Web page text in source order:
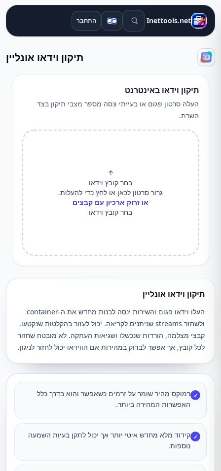
Inettools.net חיפוש כלים
🇮🇱 התחבר
תיקון וידאו אונליין
תיקון וידאו באינטרנט
העלה סרטון פגום או בעייתי ונסה מספר מצבי תיקון בצד
השרת.
↑
בחר קובץ וידאו
גרור סרטון לכאן או לחץ כדי להעלות.
או זרוק ארכיון עם קבצים
בחר קובץ וידאו
תיקון וידאו אונליין
העלו וידאו פגום והשירות ינסה לבנות מחדש את ה-container
ולשחזר streams שניתנים לקריאה. יכול לעזור בהקלטות שנקטעו,
קבצי מצלמה, הורדות שנכשלו ושגיאות העתקה. לא מובטח שחזור
לכל קובץ, אך אפשר לבדוק במהירות אם הווידאו יכול לחזור לניגון.
✓ רמוקס מהיר שומר על זרמים כשאפשר והוא בדרך כלל
האפשרות המהירה ביותר.
✓ קידוד מלא מחדש איטי יותר אך יכול לתקן בעיות השמעה
נוספות.